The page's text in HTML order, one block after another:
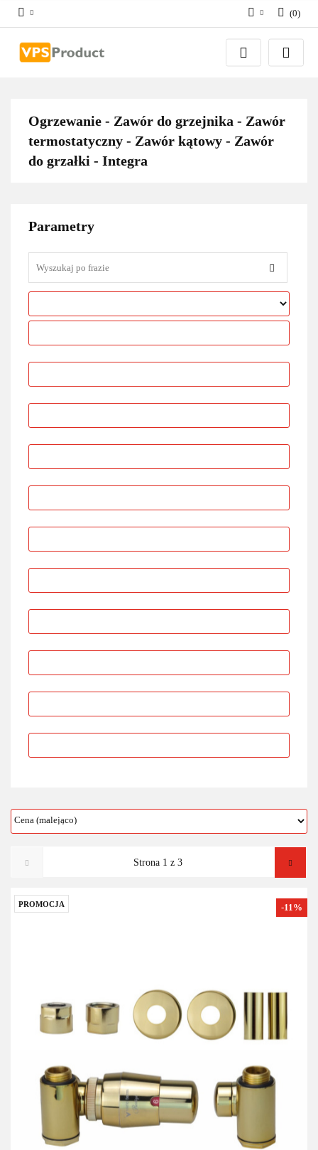
Zaloguj się
Zarejestruj się
(0)
Ogrzewanie - Zawór do grzejnika - Zawór
termostatyczny - Zawór kątowy - Zawór
do grzałki - Integra
Parametry
PROMOCJA -11%